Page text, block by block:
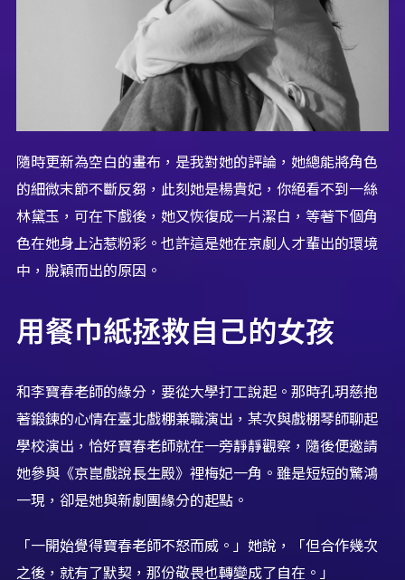
隨時更新為空白的畫布，是我對她的評論，她總能將角色
的細微末節不斷反芻，此刻她是楊貴妃，你絕看不到一絲
林黛玉，可在下戲後，她又恢復成一片潔白，等著下個角
色在她身上沾惹粉彩。也許這是她在京劇人才輩出的環境
中，脫穎而出的原因。
用餐巾紙拯救自己的女孩
和李寶春老師的緣分，要從大學打工說起。那時孔玥慈抱
著鍛鍊的心情在臺北戲棚兼職演出，某次與戲棚琴師聊起
學校演出，恰好寶春老師就在一旁靜靜觀察，隨後便邀請
她參與《京崑戲說長生殿》裡梅妃一角。雖是短短的驚鴻
一現，卻是她與新劇團緣分的起點。
「一開始覺得寶春老師不怒而威。」她說，「但合作幾次
之後，就有了默契，那份敬畏也轉變成了自在。」